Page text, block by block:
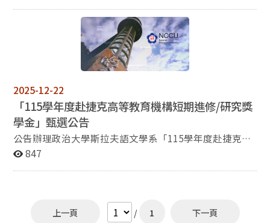
2025-12-22
「115學年度赴捷克高等教育機構短期進修/研究獎
學金」甄選公告
公告辦理政治大學斯拉夫語文學系「115學年度赴捷克高
等教育機構短期進修/研究獎學金」甄選，有意申請者請
學位或同等學歷者，每月核予13,000克朗，未具碩士學位
847
上一頁 / 1 下一頁